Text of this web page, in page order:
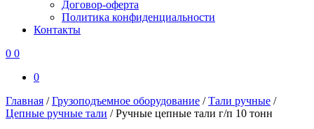
Договор-оферта
Политика конфиденциальности
Контакты
0 0
0
Главная /Грузоподъемное оборудование /Тали ручные /
Цепные ручные тали /Ручные цепные тали г/п 10 тонн